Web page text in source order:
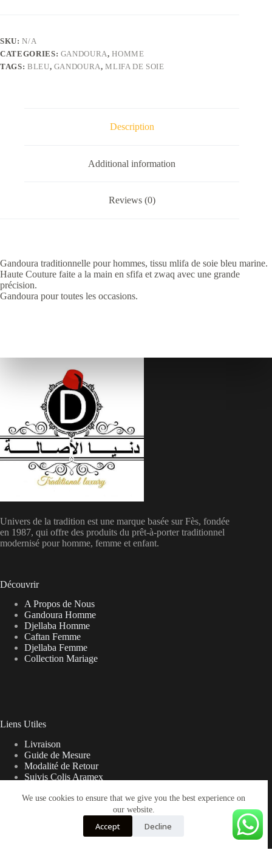
We use cookies to ensure that we give you the best experience on
our website.
Accept Decline
bleu
marine
quantity
SKU:N/A
CATEGORIES: GANDOURA,HOMME
TAGS: BLEU, GANDOURA,MLIFA DE SOIE
Description
Additional information
Reviews (0)
Gandoura traditionnelle pour hommes, tissu mlifa de soie bleu marine.
Haute Couture faite a la main en sfifa et zwaq avec une grande
précision.
Gandoura pour toutes les occasions.
Univers de la tradition est une marque basée sur Fès, fondée
en 1987, qui offre des produits du prêt-à-porter traditionnel
modernisé pour homme, femme et enfant.
Découvrir
A Propos de Nous
Gandoura Homme
Djellaba Homme
Caftan Femme
Djellaba Femme
Collection Mariage
Liens Utiles
Livraison
Guide de Mesure
Modalité de Retour
Suivis Colis Aramex
Les frais de livraison peuvent parfois varier du prix affiché sur